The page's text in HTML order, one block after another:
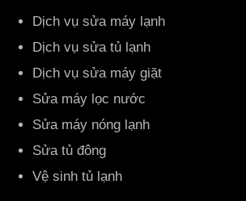
Dịch vụ sửa máy lạnh
Dịch vụ sửa tủ lạnh
Dịch vụ sửa máy giặt
Sửa máy lọc nước
Sửa máy nóng lạnh
Sửa tủ đông
Vệ sinh tủ lạnh